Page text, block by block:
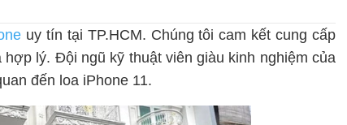
uy tín tại TP.HCM. Chúng tôi cam kết cung cấp
lý. Đội ngũ kỹ thuật viên giàu kinh nghiệm của
đến loa iPhone 11.